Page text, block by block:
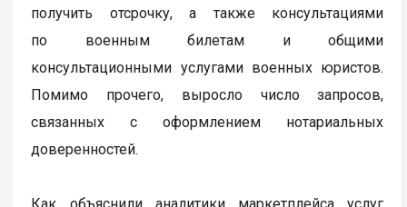
получить отсрочку, а также консультациями
по военным билетам и общими
консультационными услугами военных юристов.
Помимо прочего, выросло число запросов,
связанных с оформлением нотариальных
доверенностей.
Как объяснили аналитики маркетплейса услуг